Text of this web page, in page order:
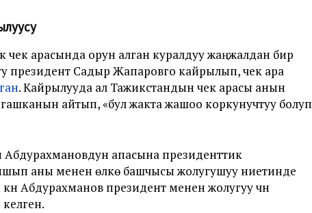
арасында орун алган куралдуу жаңжалдан бир
президент Садыр Жапаровго кайрылып, чек ара
. Кайрылууда ал Тажикстандын чек арасы анын
айтып, «бул жакта жашоо коркунучтуу болуп
апасына президенттик
аны менен өлкө башчысы жолугушуу ниетинде
Абдурахманов президент менен жолугуу үчүн